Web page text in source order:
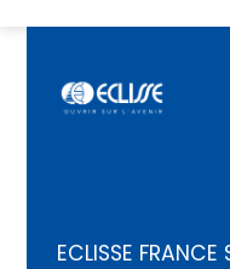
ECLISSE FRANCE